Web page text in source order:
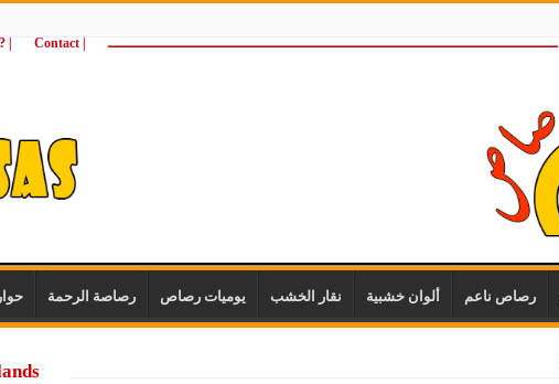
ــــــــــــــــــــــــــــــــــــــــــــــــــــــــــــــــــــــــــــــــــــــــــــــــــــــ | Contact
wij
رصاص ناعم ألوان خشبية نقار الخشب يوميات رصاص رصاصة الرحمة